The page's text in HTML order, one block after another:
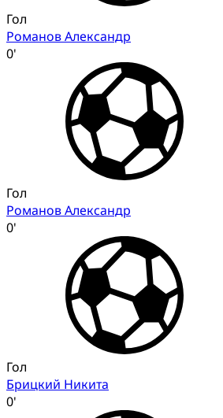
Гол
Романов Александр
0'
Гол
Романов Александр
0'
Гол
Брицкий Никита
0'